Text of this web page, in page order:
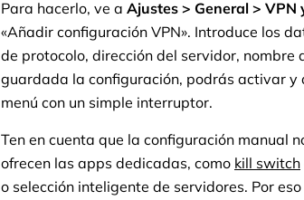
Para hacerlo, ve a Ajustes > General > VPN
«Añadir configuración VPN». Introduce los
de protocolo, dirección del servidor, nombre
guardada la configuración, podrás activar y
menú con un simple interruptor.
Ten en cuenta que la configuración manual
ofrecen las apps dedicadas, como kill switch
o selección inteligente de servidores. Por